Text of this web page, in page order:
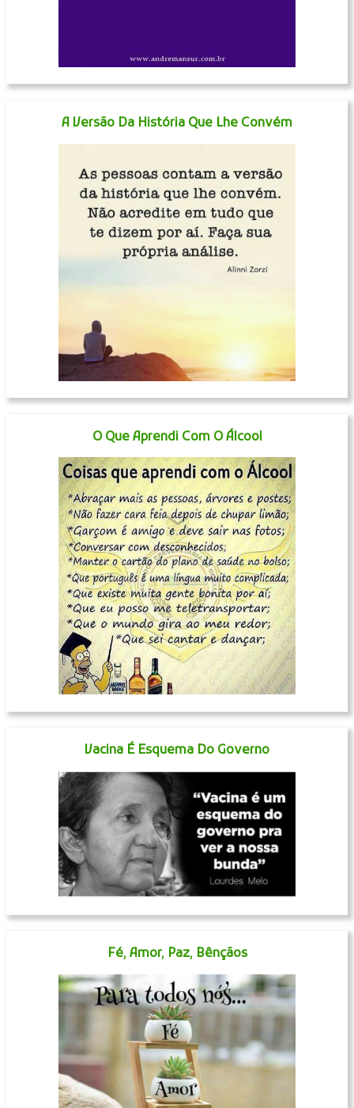
A Versão Da História Que Lhe Convém
O Que Aprendi Com O Álcool
Vacina É Esquema Do Governo
Fé, Amor, Paz, Bênçãos